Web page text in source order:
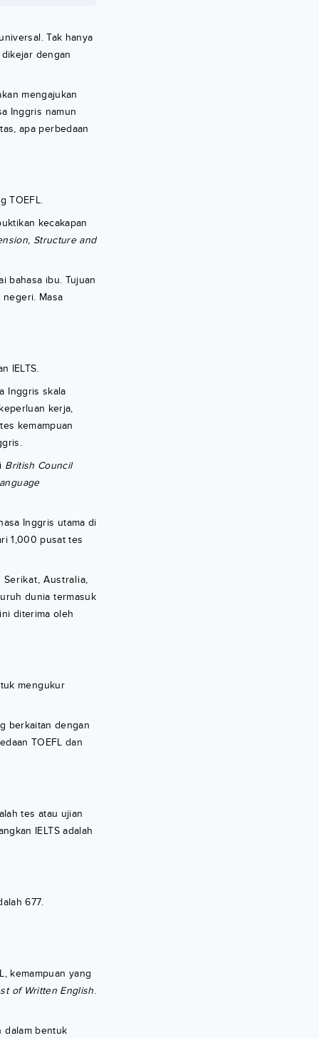
Tak hanya
dengan
mengajukan
Inggris namun
apa perbedaan
TOEFL.
kecakapan
, Structure and
bahasa ibu. Tujuan
Masa
IELTS.
Inggris skala
kerja,
kemampuan
British Council
Inggris utama di
1,000 pusat tes
Australia,
dunia termasuk
diterima oleh
mengukur
berkaitan dengan
TOEFL dan
tes atau ujian
IELTS adalah
677.
kemampuan yang
of Written English.
dalam bentuk